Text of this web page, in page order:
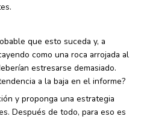
que esto suceda y, a
como una roca arrojada al
estresarse demasiado.
a la baja en el informe?
y proponga una estrategia
Después de todo, para eso es